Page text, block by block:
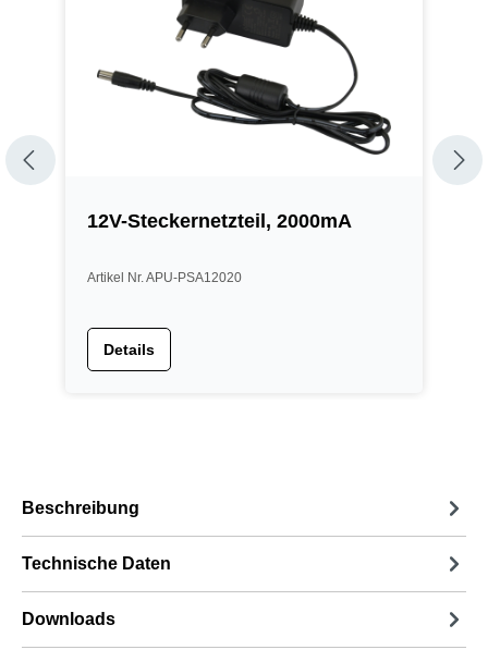
12V-Steckernetzteil, 2000mA
Artikel Nr. APU-PSA12020
Details
Beschreibung
Technische Daten
Downloads